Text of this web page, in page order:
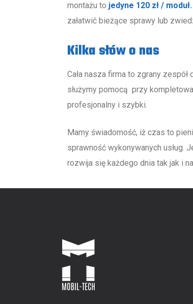
montażu to jedyne 120 zł / moduł.
załatwić bieżące sprawy lub
Kilka słów o nas
Cała nasza firma to zgrany
służymy pomocą przy
profesjonalny i szybki.
Mamy świadomość, iż czas to
sprawność wykonywanych usług.
rozwija się każdego dnia tak jak i